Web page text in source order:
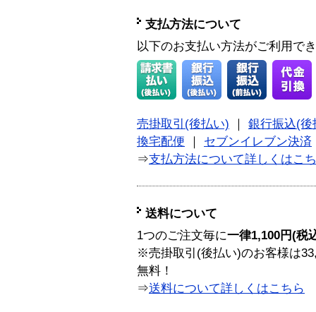
支払方法について
以下のお支払い方法がご利用で
売掛取引(後払い)
銀行振込(後
換宅配便
セブンイレブン決済
⇒支払方法について詳しくはこ
送料について
1つのご注文毎に一律1,100円(税
※売掛取引(後払い)のお客様は
無料！
⇒送料について詳しくはこちら